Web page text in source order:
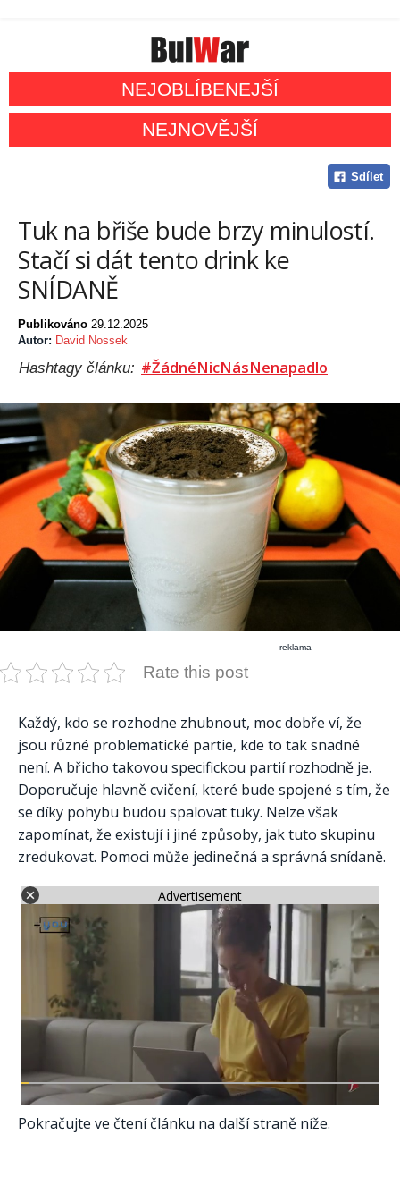
NEJOBLÍBENEJŠÍ
NEJNOVĚJŠÍ
Sdílet
Tuk na břiše bude brzy minulostí.
Stačí si dát tento drink ke
SNÍDANĚ
Publikováno 29.12.2025
Autor: David Nossek
Hashtagy článku: #ŽádnéNicNásNenapadlo
reklama
Rate this post
Každý, kdo se rozhodne zhubnout, moc dobře ví, že
jsou různé problematické partie, kde to tak snadné
není. A břicho takovou specifickou partií rozhodně je.
Doporučuje hlavně cvičení, které bude spojené s tím, že
se díky pohybu budou spalovat tuky. Nelze však
zapomínat, že existují i ​​jiné způsoby, jak tuto skupinu
zredukovat. Pomoci může jedinečná a správná snídaně.
Advertisement
Pokračujte ve čtení článku na další straně níže.